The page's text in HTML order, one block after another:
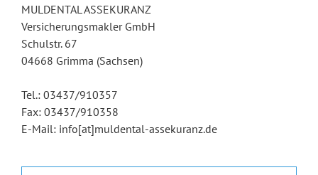
MULDENTAL ASSEKURANZ
Versicherungsmakler GmbH
Schulstr. 67
04668 Grimma (Sachsen)
Tel.: 03437/910357
Fax: 03437/910358
E-Mail: info[at]muldental-assekuranz.de